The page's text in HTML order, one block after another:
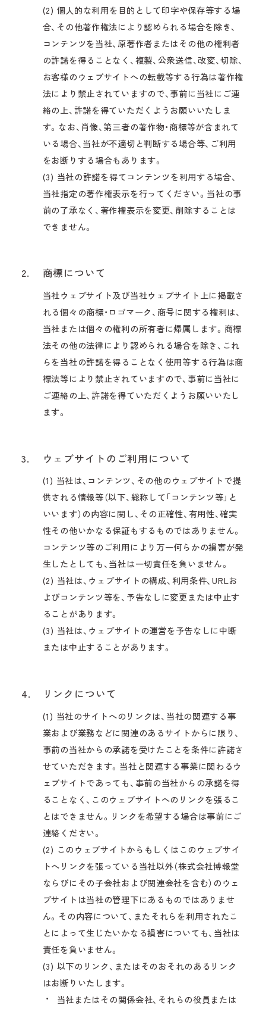
(2) 個人的な利用を目的として印字や保存等する場
合、その他著作権法により認められる場合を除き、
コンテンツを当社、原著作者またはその他の権利者
の許諾を得ることなく、複製、公衆送信、改変、切除、
お客様のウェブサイトへの転載等する行為は著作権
法により禁止されていますので、事前に当社にご連
絡の上、許諾を得ていただくようお願いいたしま
す。なお、肖像、第三者の著作物・商標等が含まれて
いる場合、当社が不適切と判断する場合等、ご利用
をお断りする場合もあります。
(3) 当社の許諾を得てコンテンツを利用する場合、
当社指定の著作権表示を行ってください。当社の事
前の了承なく、著作権表示を変更、削除することは
できません。
2. 商標について
当社ウェブサイト及び当社ウェブサイト上に掲載さ
れる個々の商標・ロゴマーク、商号に関する権利は、
当社または個々の権利の所有者に帰属します。商標
法その他の法律により認められる場合を除き、これ
らを当社の許諾を得ることなく使用等する行為は商
標法等により禁止されていますので、事前に当社に
ご連絡の上、許諾を得ていただくようお願いいたし
ます。
3. ウェブサイトのご利用について
(1) 当社は、コンテンツ、その他のウェブサイトで提
供される情報等（以下、総称して「コンテンツ等」と
いいます）の内容に関し、その正確性、有用性、確実
性その他いかなる保証もするものではありません。
コンテンツ等のご利用により万一何らかの損害が発
生したとしても、当社は一切責任を負いません。
(2) 当社は、ウェブサイトの構成、利用条件、URLお
よびコンテンツ等を、予告なしに変更または中止す
ることがあります。
(3) 当社は、ウェブサイトの運営を予告なしに中断
または中止することがあります。
4. リンクについて
(1) 当社のサイトへのリンクは、当社の関連する事
業および業務などに関連のあるサイトからに限り、
事前の当社からの承諾を受けたことを条件に許諾さ
せていただきます。当社と関連する事業に関わるウ
ェブサイトであっても、事前の当社からの承諾を得
ることなく、このウェブサイトへのリンクを張るこ
とはできません。リンクを希望する場合は事前にご
連絡ください。
(2) このウェブサイトからもしくはこのウェブサイ
トへリンクを張っている当社以外（株式会社博報堂
ならびにその子会社および関連会社を含む）のウェ
ブサイトは当社の管理下にあるものではありませ
ん。その内容について、またそれらを利用されたこ
とによって生じたいかなる損害についても、当社は
責任を負いません。
(3) 以下のリンク、またはそのおそれのあるリンク
はお断りいたします。
当社またはその関係会社、それらの役員または